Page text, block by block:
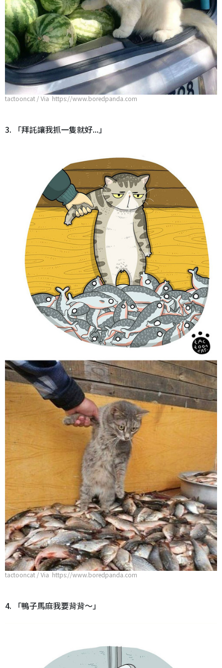
tactooncat / Via https://www.boredpanda.com
3. 「拜託讓我抓一隻就好...」
tactooncat / Via https://www.boredpanda.com
4. 「鴨子馬麻我要背背～」